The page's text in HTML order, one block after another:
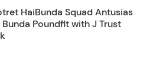
HaiBunda Squad Antusias
Bunda Poundfit with J Trust